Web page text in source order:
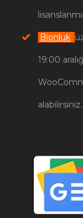
Bionluk
19:00
alabilirsiniz.